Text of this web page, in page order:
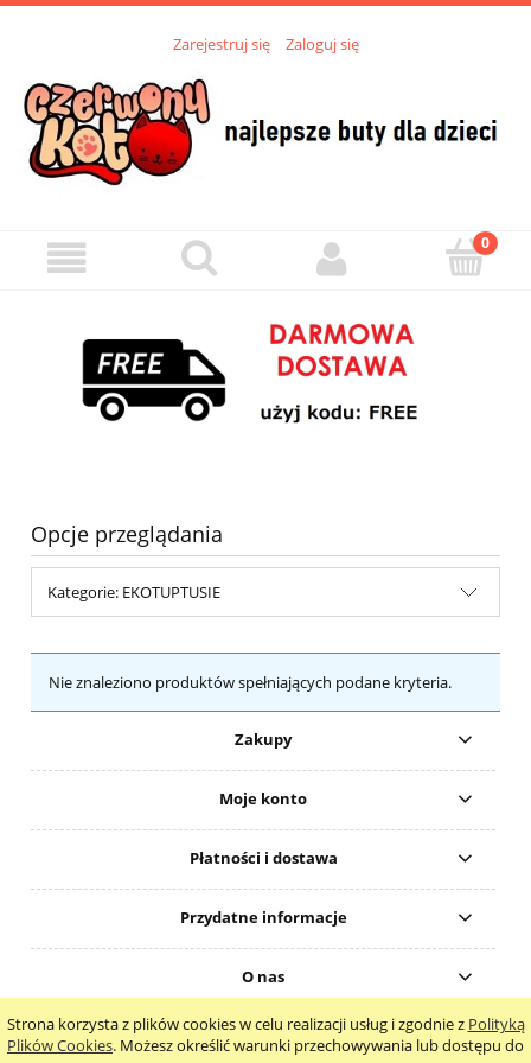
Strona korzysta z plików cookies w celu realizacji usług i zgodnie z Polityką
Plików Cookies. Możesz określić warunki przechowywania lub dostępu do
Zarejestruj się Zaloguj się
Opcje przeglądania
Kategorie: EKOTUPTUSIE
Nie znaleziono produktów spełniających podane kryteria.
Zakupy
Moje konto
Płatności i dostawa
Przydatne informacje
O nas
pokaż pełną wersję strony